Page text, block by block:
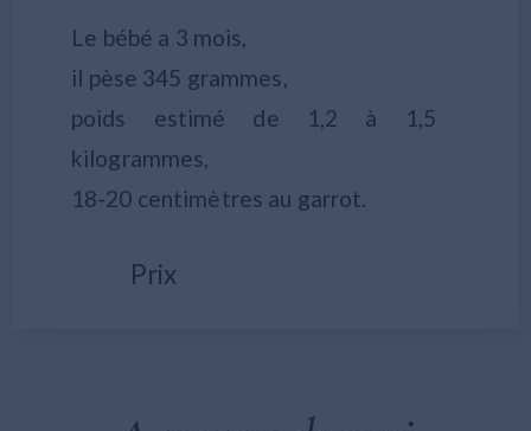
Le bébé a 3 mois,
il pèse 345 grammes,
poids estimé de 1,2 à 1,5
kilogrammes,
18-20 centimètres au garrot.
Prix